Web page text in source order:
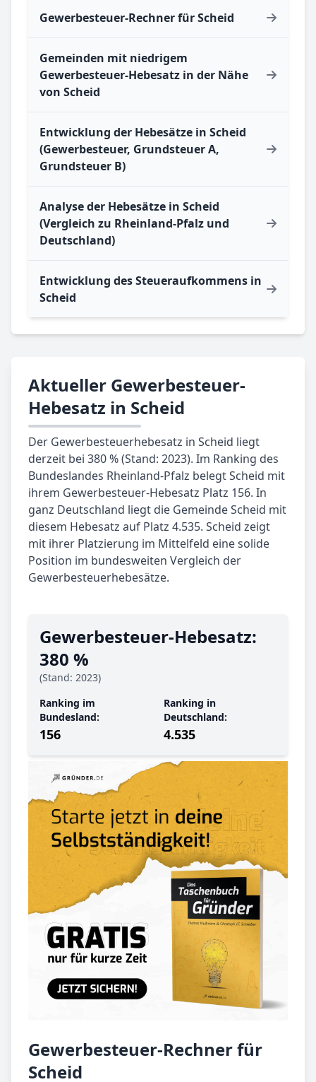
Gewerbesteuer-Rechner für Scheid
Gemeinden mit niedrigem
Gewerbesteuer-Hebesatz in der Nähe
von Scheid
Entwicklung der Hebesätze in Scheid
(Gewerbesteuer, Grundsteuer A,
Grundsteuer B)
Analyse der Hebesätze in Scheid
(Vergleich zu Rheinland-Pfalz und
Deutschland)
Entwicklung des Steueraufkommens in
Scheid
Aktueller Gewerbesteuer-
Hebesatz in Scheid
Der Gewerbesteuerhebesatz in Scheid liegt
derzeit bei 380 % (Stand: 2023). Im Ranking des
Bundeslandes Rheinland-Pfalz belegt Scheid mit
ihrem Gewerbesteuer-Hebesatz Platz 156. In
ganz Deutschland liegt die Gemeinde Scheid mit
diesem Hebesatz auf Platz 4.535. Scheid zeigt
mit ihrer Platzierung im Mittelfeld eine solide
Position im bundesweiten Vergleich der
Gewerbesteuerhebesätze.
Gewerbe­steuer-Hebe­satz:
380 %
(Stand: 2023)
Ranking im
Bundesland:
156
Ranking in
Deutschland:
4.535
Gewerbesteuer-Rechner für
Scheid